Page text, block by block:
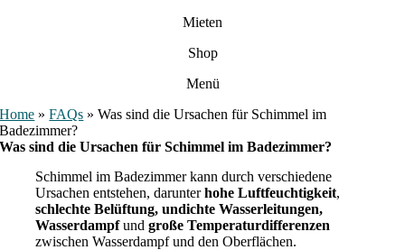
Mieten
Shop
Menü
Home »FAQs »Was sind die Ursachen für Schimmel im
Badezimmer?
Was sind die Ursachen für Schimmel im Badezimmer?
Schimmel im Badezimmer kann durch verschiedene
Ursachen entstehen, darunterhohe Luftfeuchtigkeit,
schlechte Belüftung, undichte Wasserleitungen,
Wasserdampfundgroße Temperaturdifferenzen
zwischen Wasserdampf und den Oberflächen.